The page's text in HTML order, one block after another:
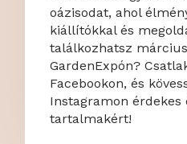
oázisodat, ahol
kiállítókkal és
találkozhatsz
GardenExpón?
Facebookon, és
Instagramon érdekes
tartalmakért!